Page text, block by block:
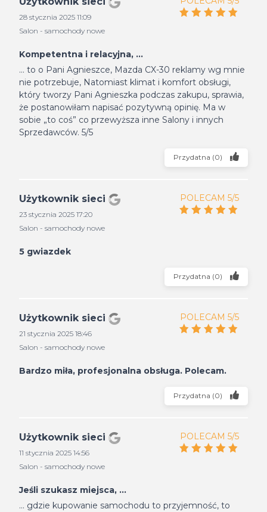
28 stycznia 2025 11:09
Salon - samochody nowe
Kompetentna i relacyjna, ...
... to o Pani Agnieszce, Mazda CX-30 reklamy wg mnie
nie potrzebuje, Natomiast klimat i komfort obsługi,
który tworzy Pani Agnieszka podczas zakupu, sprawia,
że postanowiłam napisać pozytywną opinię. Ma w
sobie „to coś” co przewyższa inne Salony i innych
Sprzedawców. 5/5
Przydatna (0)
Użytkownik sieci
23 stycznia 2025 17:20
Salon - samochody nowe
POLECAM 5/5
5 gwiazdek
Przydatna (0)
Użytkownik sieci
21 stycznia 2025 18:46
Salon - samochody nowe
POLECAM 5/5
Bardzo miła, profesjonalna obsługa. Polecam.
Przydatna (0)
Użytkownik sieci
11 stycznia 2025 14:56
Salon - samochody nowe
POLECAM 5/5
Jeśli szukasz miejsca, ...
... gdzie kupowanie samochodu to przyjemność, to